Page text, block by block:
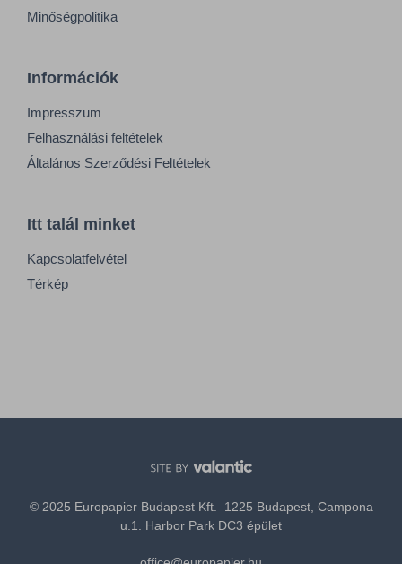
Minőségpolitika
Információk
Impresszum
Felhasználási feltételek
Általános Szerződési Feltételek
Itt talál minket
Kapcsolatfelvétel
Térkép
© 2025 Europapier Budapest Kft. 1225 Budapest, Campona
u.1. Harbor Park DC3 épület